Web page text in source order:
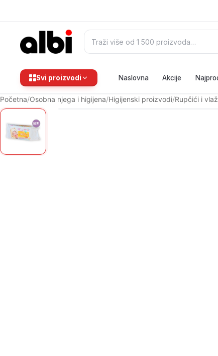
Pretraži:
Svi proizvodi Naslovna Akcije
Početna/Osobna njega i higijena/Higijenski proizvodi/Rupčići i